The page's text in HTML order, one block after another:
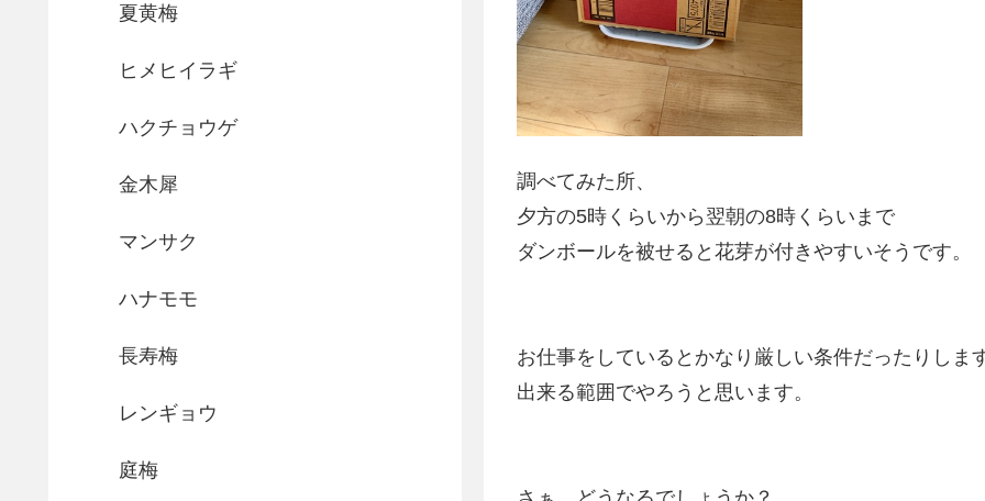
調べてみた所、
夕方の5時くらいから翌朝の8時くらいまで
ダンボールを被せると花芽が付きやすいそうです。
お仕事をしているとかなり厳しい条件だったりしま
出来る範囲でやろうと思います。
夏黄梅
ヒメヒイラギ
ハクチョウゲ
金木犀
マンサク
ハナモモ
長寿梅
レンギョウ
庭梅